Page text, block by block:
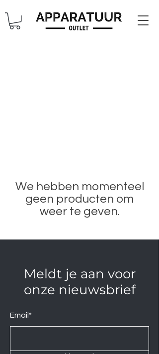
We hebben momenteel
geen producten om
weer te geven.
Meldt je aan voor
onze nieuwsbrief
Email*